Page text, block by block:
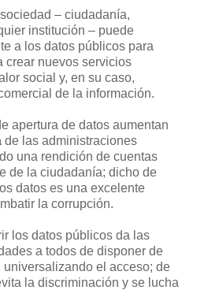
– ciudadanía,
institución – puede
a los datos públicos para
crear nuevos servicios
social y, en su caso,
de la información.
apertura de datos aumentan
de las administraciones
una rendición de cuentas
de la ciudadanía; dicho de
datos es una excelente
la corrupción.
los datos públicos da las
a todos de disponer de
universalizando el acceso; de
la discriminación y se lucha